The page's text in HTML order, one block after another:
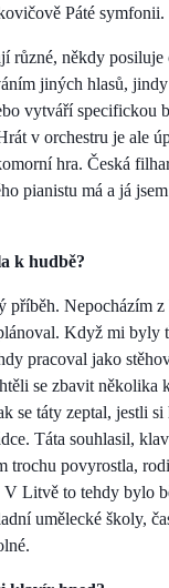
Páté symfonii.
různé, někdy
jiných hlasů,
vytváří specifickou
v orchestru je ale
hra. Česká
pianistu má a já
k hudbě?
příběh. Nepocházím
Když mi byly
pracoval jako
se zbavit několika
se táty zeptal, jestli
Táta souhlasil,
trochu povyrostla,
Litvě to tehdy bylo
umělecké školy,